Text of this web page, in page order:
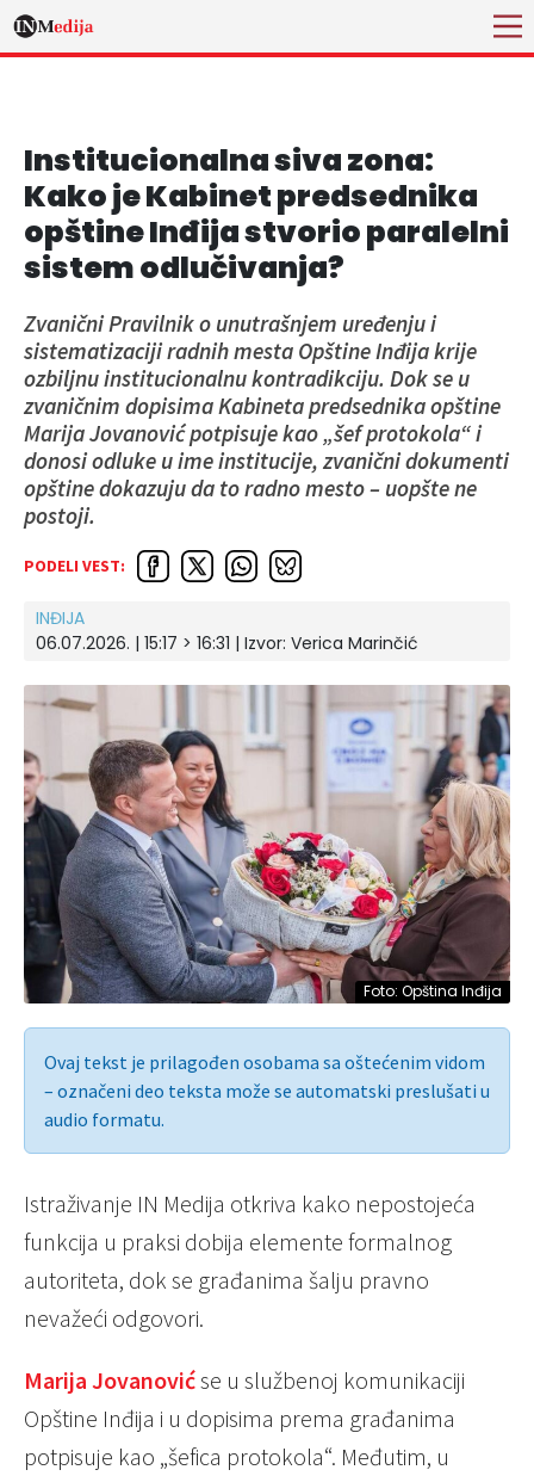
Institucionalna siva zona:
Kako je Kabinet predsednika
opštine Inđija stvorio paralelni
sistem odlučivanja?
Zvanični Pravilnik o unutrašnjem uređenju i
sistematizaciji radnih mesta Opštine Inđija krije
ozbiljnu institucionalnu kontradikciju. Dok se u
zvaničnim dopisima Kabineta predsednika opštine
Marija Jovanović potpisuje kao „šef protokola“ i
donosi odluke u ime institucije, zvanični dokumenti
opštine dokazuju da to radno mesto – uopšte ne
postoji.
PODELI VEST:
INĐIJA
06.07.2026. | 15:17 > 16:31 | Izvor: Verica Marinčić
Foto: Opština Inđija
Ovaj tekst je prilagođen osobama sa oštećenim vidom
– označeni deo teksta može se automatski preslušati u
audio formatu.
Istraživanje IN Medija otkriva kako nepostojeća
funkcija u praksi dobija elemente formalnog
autoriteta, dok se građanima šalju pravno
nevažeći odgovori.
Marija Jovanovićse u službenoj komunikaciji
Opštine Inđija i u dopisima prema građanima
potpisuje kao „šefica protokola“. Međutim, u